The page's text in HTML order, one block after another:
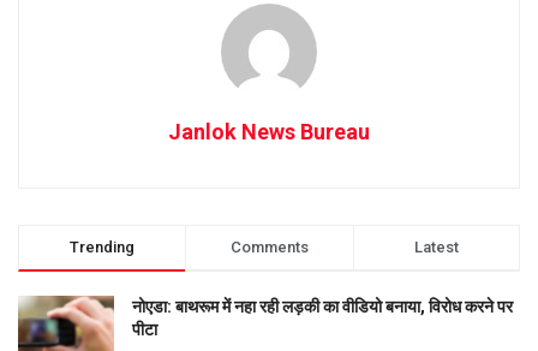
Janlok News Bureau
Trending Comments Latest
नोएडा: बाथरूम में नहा रही लड़की का वीडियो बनाया, विरोध करने पर
पीटा